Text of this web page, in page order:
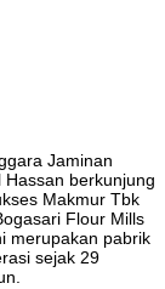
Jaminan
berkunjung
Makmur Tbk
Flour Mills
merupakan pabrik
sejak 29